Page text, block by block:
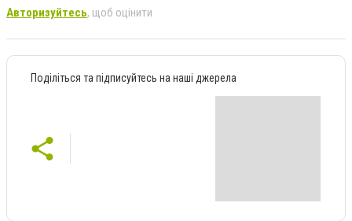
Авторизуйтесь, щоб оцінити
Поділіться та підписуйтесь на наші джерела